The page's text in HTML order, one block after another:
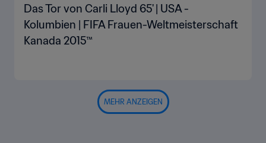
Das Tor von Carli Lloyd 65' | USA -
Kolumbien | FIFA Frauen-Weltmeisterschaft
Kanada 2015™
MEHR ANZEIGEN